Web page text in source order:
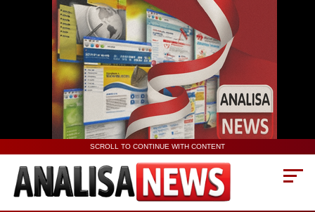
SCROLL TO CONTINUE WITH CONTENT